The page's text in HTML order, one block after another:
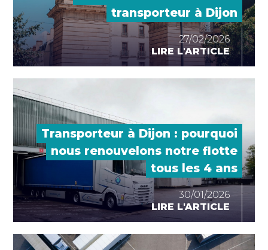
transporteur à Dijon
27/02/2026
LIRE L'ARTICLE
Transporteur à Dijon : pourquoi
nous renouvelons notre flotte
tous les 4 ans
30/01/2026
LIRE L'ARTICLE